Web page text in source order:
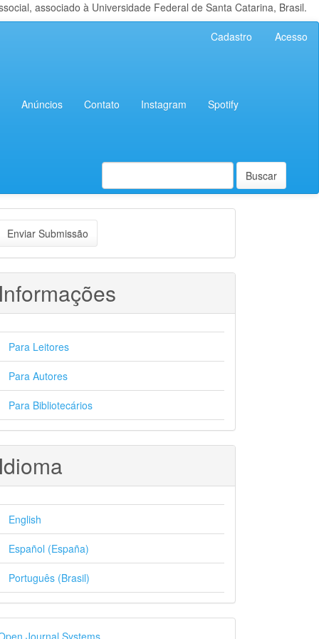
associado à Universidade Federal de Santa Catarina, Brasil.
Cadastro Acesso
Anúncios Contato Instagram Spotify
Buscar
Enviar Submissão
Para Leitores
Para Autores
Para Bibliotecários
English
Español (España)
Português (Brasil)
Journal Systems